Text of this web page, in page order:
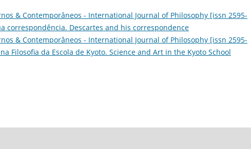
& Contemporâneos - International Journal of Philosophy [issn 2595-
correspondência. Descartes and his correspondence
& Contemporâneos - International Journal of Philosophy [issn 2595-
Filosofia da Escola de Kyoto. Science and Art in the Kyoto School